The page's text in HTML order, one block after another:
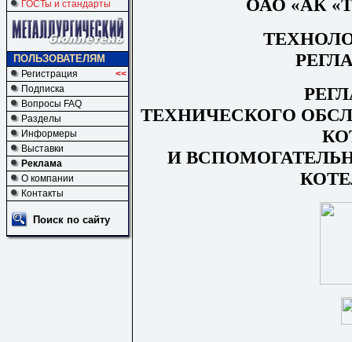
ГОСТы и стандарты
ПОЛЬЗОВАТЕЛЯМ
Регистрация
<<
Подписка
Вопросы FAQ
Разделы
Информеры
Выставки
Реклама
О компании
Контакты
Поиск по сайту
ОАО «АК
ТЕХНИЧЕСКОГО
И